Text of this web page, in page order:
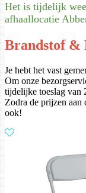
Het is tijdelijk
afhaallocatie
Brandstof &
Je hebt het vast
Om onze
tijdelijke toeslag van
Zodra de prijzen
ook!